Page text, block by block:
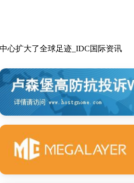
心扩大了全球足迹_IDC国际资讯